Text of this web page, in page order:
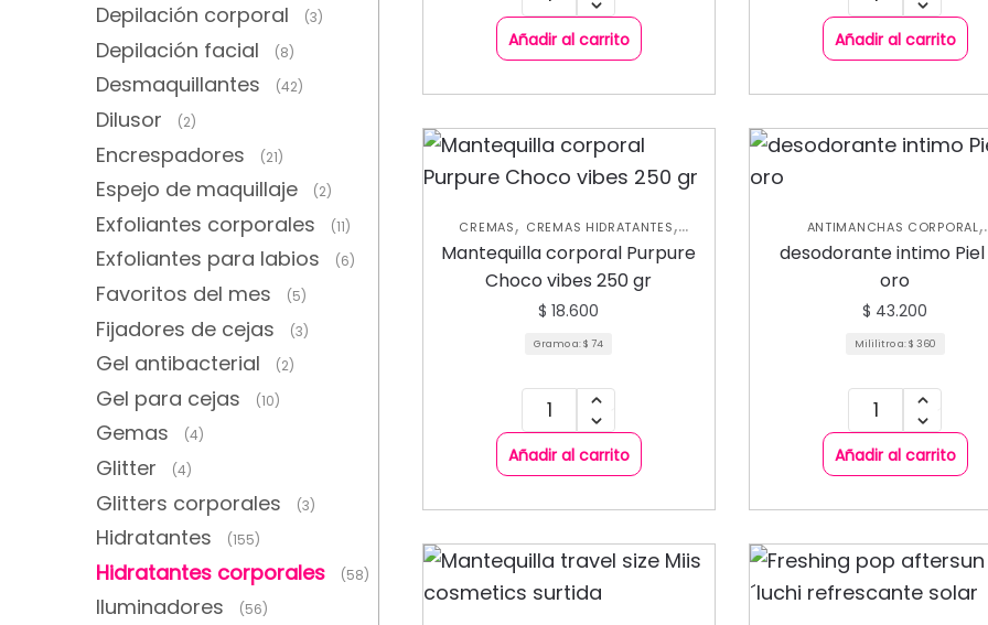
Añadir al carrito Añadir al carrito
CREMAS, CREMAS HIDRATANTES,
HIDRATANTES CORPORALES,NUEVA
COLECCIÓN
Mantequilla corporal Purpure
Choco vibes 250 gr
$ 18.600
Gramo a:$ 74
Añadir al carrito
ANTIMANCHAS CORPORAL,
HIDRATANTES CORPORALES,
,
desodorante intimo
oro
$ 43.200
Mililitro a:$ 360
Añadir al carrito
Depilación corporal (3)
Depilación facial (8)
Desmaquillantes (42)
Dilusor (2)
Encrespadores (21)
Espejo de maquillaje (2)
Exfoliantes corporales (11)
Exfoliantes para labios (6)
Favoritos del mes (5)
Fijadores de cejas (3)
Gel antibacterial (2)
Gel para cejas (10)
Gemas (4)
Glitter (4)
Glitters corporales (3)
Hidratantes (155)
Hidratantes corporales (58)
Iluminadores (56)